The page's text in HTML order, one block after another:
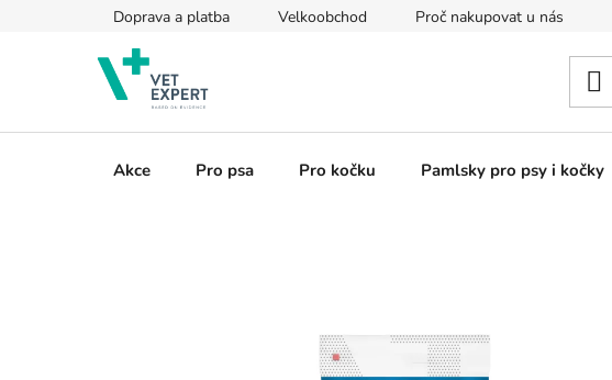
Doprava a platba Velkoobchod Proč nakupovat u nás
Akce Pro psa Pro kočku Pamlsky pro psy i kočky